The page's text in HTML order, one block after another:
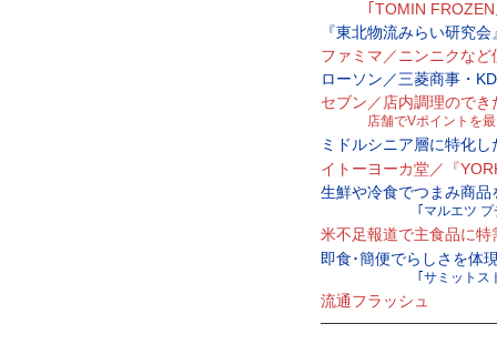
｢TOMIN FROZEN｣
『東北物流みらい研究会
ファミマ／ニンニクな
ローソン／三菱商事・
セブン／店内調理ので
店舗でVポイントを
ミドルシニア層に特化し
イトーヨーカ堂／『
生鮮や冷食でつまみ商品
｢マルエツ
米不足報道で主食品に特
即食･簡便でらしさを体
｢サミットス
流通フラッシュ